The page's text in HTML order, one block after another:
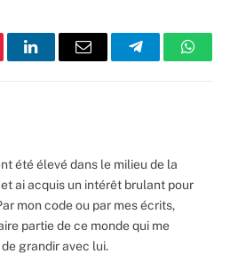
LinkedInEmail Telegram
été élevé dans le milieu de la
ai acquis un intérêt brulant pour
mon code ou par mes écrits,
partie de ce monde qui me
grandir avec lui.